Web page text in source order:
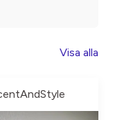
Visa alla